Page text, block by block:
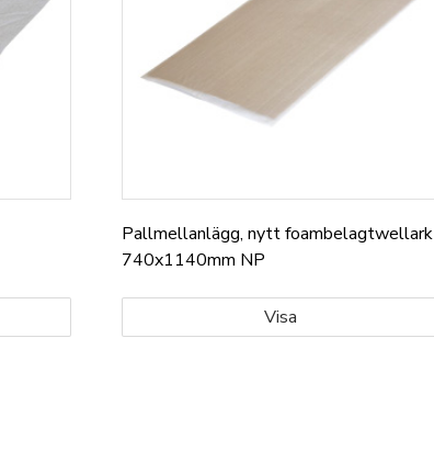
Pallmellanlägg, nytt foambelagtwellark
740x1140mm NP
Visa